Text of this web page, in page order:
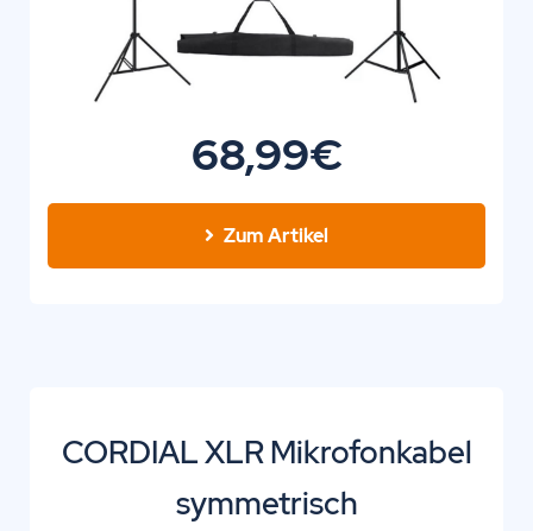
68,99€
Zum Artikel
CORDIAL XLR Mikrofonkabel
symmetrisch